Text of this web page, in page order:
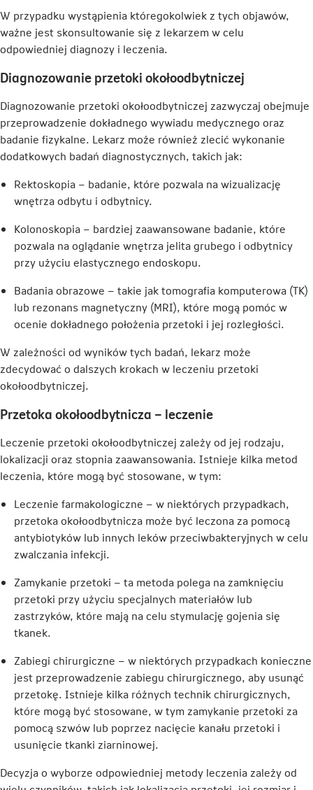
W przypadku wystąpienia któregokolwiek z tych objawów,
ważne jest skonsultowanie się z lekarzem w celu
odpowiedniej diagnozy i leczenia.
Diagnozowanie przetoki okołoodbytniczej
Diagnozowanie przetoki okołoodbytniczej zazwyczaj obejmuje
przeprowadzenie dokładnego wywiadu medycznego oraz
badanie fizykalne. Lekarz może również zlecić wykonanie
dodatkowych badań diagnostycznych, takich jak:
Rektoskopia – badanie, które pozwala na wizualizację
wnętrza odbytu i odbytnicy.
Kolonoskopia – bardziej zaawansowane badanie, które
pozwala na oglądanie wnętrza jelita grubego i odbytnicy
przy użyciu elastycznego endoskopu.
Badania obrazowe – takie jak tomografia komputerowa (TK)
lub rezonans magnetyczny (MRI), które mogą pomóc w
ocenie dokładnego położenia przetoki i jej rozległości.
W zależności od wyników tych badań, lekarz może
zdecydować o dalszych krokach w leczeniu przetoki
okołoodbytniczej.
Przetoka okołoodbytnicza – leczenie
Leczenie przetoki okołoodbytniczej zależy od jej rodzaju,
lokalizacji oraz stopnia zaawansowania. Istnieje kilka metod
leczenia, które mogą być stosowane, w tym:
Leczenie farmakologiczne – w niektórych przypadkach,
przetoka okołoodbytnicza może być leczona za pomocą
antybiotyków lub innych leków przeciwbakteryjnych w celu
zwalczania infekcji.
Zamykanie przetoki – ta metoda polega na zamknięciu
przetoki przy użyciu specjalnych materiałów lub
zastrzyków, które mają na celu stymulację gojenia się
tkanek.
Zabiegi chirurgiczne – w niektórych przypadkach konieczne
jest przeprowadzenie zabiegu chirurgicznego, aby usunąć
przetokę. Istnieje kilka różnych technik chirurgicznych,
które mogą być stosowane, w tym zamykanie przetoki za
pomocą szwów lub poprzez nacięcie kanału przetoki i
usunięcie tkanki ziarninowej.
Decyzja o wyborze odpowiedniej metody leczenia zależy od